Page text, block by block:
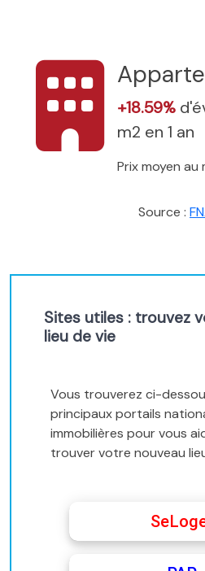
+18.59%
m2 en 1 an
Prix moyen
Source :
Sites utiles : trouvez
lieu de vie
Vous trouverez ci-
principaux portails
immobilières pour vous
trouver votre nouveau